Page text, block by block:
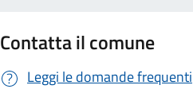
Contatta il comune
Leggi le domande frequenti